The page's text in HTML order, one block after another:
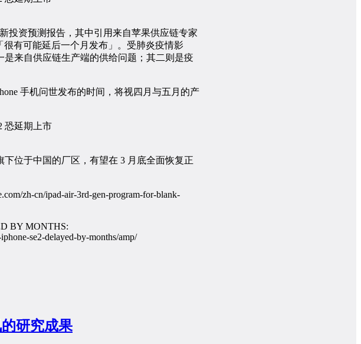
投资预测报告，其中引用来自苹果供应链专家
很有可能延后一个月发布」。受肺炎疫情影
是来自供应链生产端的供给问题；其二则是疫
手机问世发布的时间，将视四月与五月的产
位于中国的厂区，有望在 3 月底全面恢复正
zh-cn/ipad-air-3rd-gen-program-for-blank-
BY MONTHS:
se2-delayed-by-months/amp/
研究成果